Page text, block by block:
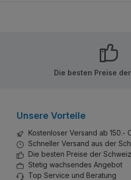
Die besten Preise
Unsere Vorteile
Kostenloser Versand ab 150.-
Schneller Versand aus der
Die besten Preise der Schweiz
Stetig wachsendes Angebot
Top Service und Beratung